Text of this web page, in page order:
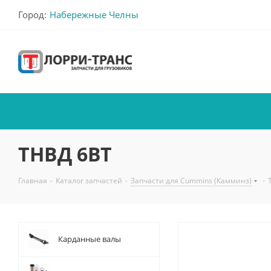
Город: Набережные Челны
ТНВД 6BT
Главная - Каталог запчастей - Запчасти для Cummins (Камминз) -
Карданные валы